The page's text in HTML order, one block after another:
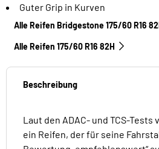
Guter Grip in Kurven
Alle Reifen Bridgestone 175/60 R16
Alle Reifen‎ 175/60 R16 82H
Beschreibung
Laut den ADAC- und TCS-Tests
ein Reifen, der für seine